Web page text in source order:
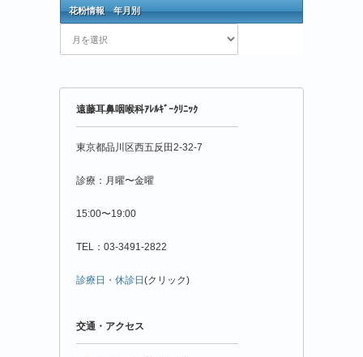
花粉情報 年月別
花
粉
遠藤耳鼻咽喉科ｱﾚﾙｷﾞｰｸﾘﾆｯｸ
東京都品川区西五反田2-32-7
診療：月曜〜金曜
15:00〜19:00
TEL：03-3491-2822
診療日・休診日(クリック)
交通・アクセス